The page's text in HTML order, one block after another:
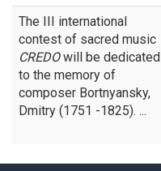
The III international
contest of sacred music
CREDOwill be dedicated
to the memory of
composer Bortnyansky,
Dmitry (1751 -1825). ...